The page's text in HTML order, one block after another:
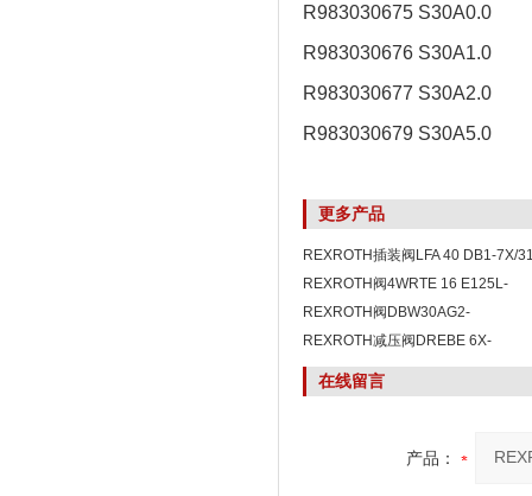
R983030675 S30A0.0
R983030676 S30A1.0
R983030677 S30A2.0
R983030679 S30A5.0
更多产品
REXROTH插装阀LFA 40 DB1-7X/
REXROTH阀4WRTE 16 E125L-
4X/6EG24K31/A1M
REXROTH阀DBW30AG2-
5X/200P110Y6EG24N9K4
REXROTH减压阀DREBE 6X-
1X/175MG24K31A1M
在线留言
产品：